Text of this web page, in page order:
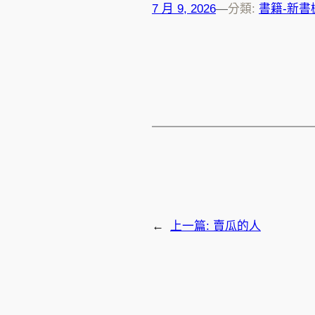
7 月 9, 2026—分類: 書籍-新書
← 上一篇: 賣瓜的人